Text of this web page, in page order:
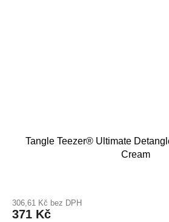
Tangle Teezer® Ultimate
Cream
306,61 Kč bez DPH
371 Kč